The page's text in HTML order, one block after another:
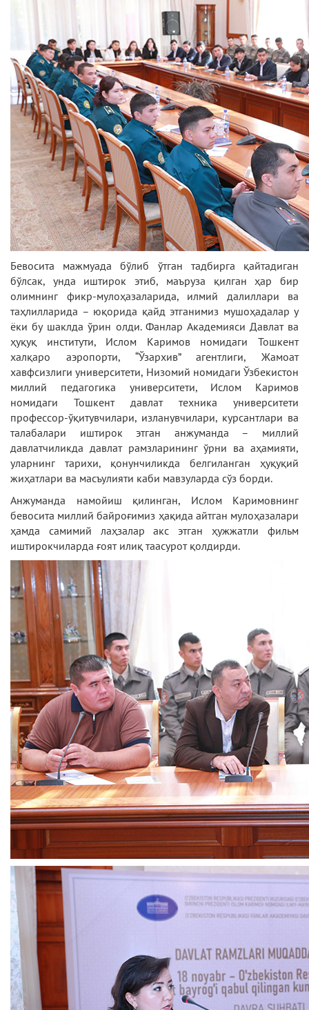
Бевосита мажмуада бўлиб ўтган тадбирга қайтадиган
бўлсак, унда иштирок этиб, маъруза қилган ҳар бир
олимнинг фикр-мулоҳазаларида, илмий далиллари ва
таҳлилларида – юқорида қайд этганимиз мушоҳадалар у
ёки бу шаклда ўрин олди. Фанлар Академияси Давлат ва
ҳуқуқ институти, Ислом Каримов номидаги Тошкент
халқаро аэропорти, “Ўзархив” агентлиги, Жамоат
хавфсизлиги университети, Низомий номидаги Ўзбекистон
миллий педагогика университети, Ислом Каримов
номидаги Тошкент давлат техника университети
профессор-ўқитувчилари, изланувчилари, курсантлари ва
талабалари иштирок этган анжуманда – миллий
давлатчиликда давлат рамзларининг ўрни ва аҳамияти,
уларнинг тарихи, қонунчиликда белгиланган ҳуқуқий
жиҳатлари ва масъулияти каби мавзуларда сўз борди.
Анжуманда намойиш қилинган, Ислом Каримовнинг
бевосита миллий байроғимиз ҳақида айтган мулоҳазалари
ҳамда самимий лаҳзалар акс этган ҳужжатли фильм
иштирокчиларда ғоят илиқ таасурот қолдирди.